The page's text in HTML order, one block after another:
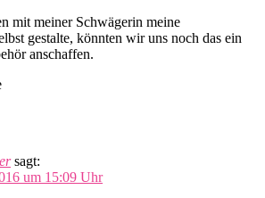
mit meiner Schwägerin meine
gestalte, könnten wir uns noch das ein
anschaffen.
sagt:
um 15:09 Uhr